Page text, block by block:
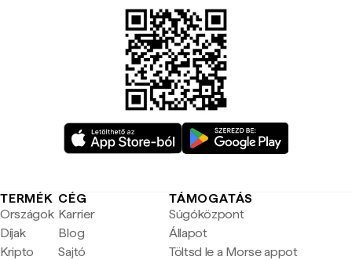
TERMÉK
Országok
Díjak
Kripto
CÉG
Karrier
Blog
Sajtó
TÁMOGATÁS
Súgóközpont
Állapot
Töltsd le a Morse appot